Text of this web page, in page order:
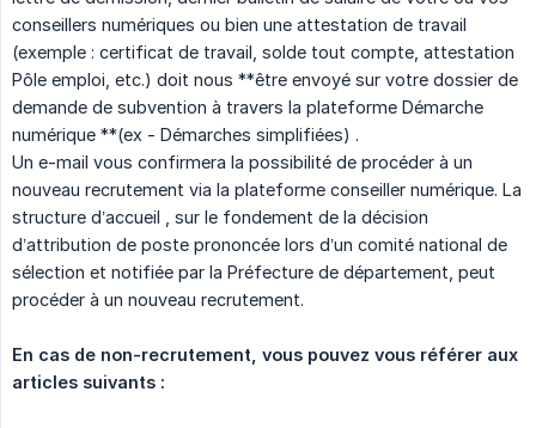
conseillers numériques ou bien une attestation de travail
(exemple : certificat de travail, solde tout compte, attestation
Pôle emploi, etc.) doit nous **être envoyé sur votre dossier de
demande de subvention à travers la plateforme Démarche
numérique **(ex - Démarches simplifiées) .
Un e-mail vous confirmera la possibilité de procéder à un
nouveau recrutement via la plateforme conseiller numérique. La
structure d’accueil , sur le fondement de la décision
d’attribution de poste prononcée lors d’un comité national de
sélection et notifiée par la Préfecture de département, peut
procéder à un nouveau recrutement.
En cas de non-recrutement, vous pouvez vous référer aux
articles suivants :